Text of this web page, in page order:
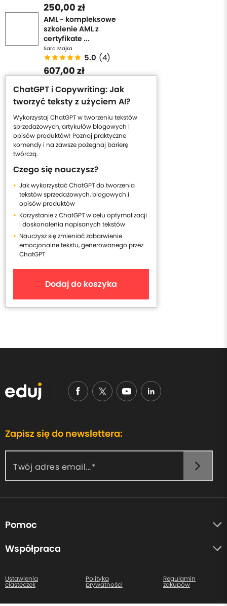
250,00 zł
AML - kompleksowe
szkolenie AML z
certyfikate ...
Sara Majka
5.0 (4)
607,00 zł
ChatGPT i Copywriting: Jak
tworzyć teksty z użyciem AI?
Wykorzystaj ChatGPT w tworzeniu tekstów
sprzedażowych, artykułów blogowych i
opisów produktów! Poznaj praktyczne
komendy i na zawsze pożegnaj barierę
twórczą.
Czego się nauczysz?
Jak wykorzystać ChatGPT do tworzenia
tekstów sprzedażowych, blogowych i
opisów produktów
Korzystanie z ChatGPT w celu optymalizacji
i doskonalenia napisanych tekstów
Nauczysz się zmieniać zabarwienie
emocjonalne tekstu, generowanego przez
ChatGPT
Dodaj do koszyka
Zapisz się do newslettera:
Twój adres email...
Pomoc
O nas
Centrum pomocy
Kontakt
Współpraca
Ustawienia
ciasteczek
Polityka
prywatności
Regulamin
zakupów